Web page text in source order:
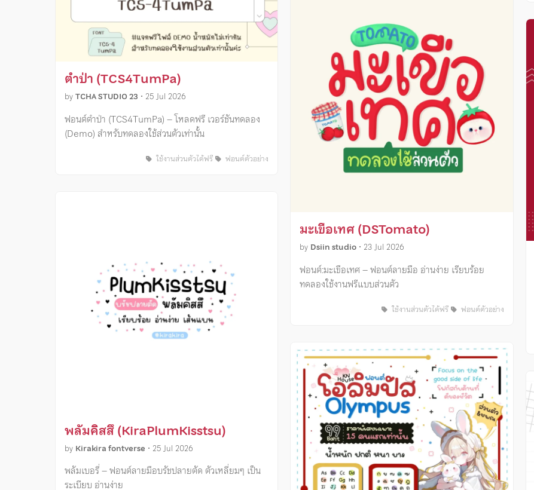
ตำป่า (TCS4TumPa)
byTCHA STUDIO 23 • 25 Jul 2026
ฟอนต์ตำป่า (TCS4TumPa) – โหลดฟรี เวอร์ชันทดลอง
(Demo) สำหรับทดลองใช้ส่วนตัวเท่านั้น
ใช้งานส่วนตัวได้ฟรี ฟอนต์ตัวอย่าง
พลัมคิสสึ (KiraPlumKisstsu)
by Kirakira fontverse • 25 Jul 2026
พลัมเบอรี่ – ฟอนต์ลายมือบรัชปลายตัด ตัวเหลี่ยมๆ เป็น
ระเบียบ อ่านง่าย
มะเขือเทศ (DSTomato)
by Dsiin studio • 23 Jul 2026
ฟอนต์:มะเขือเทศ – ฟอนต์ลายมือ อ่านง่าย เรียบร้อย
ทดลองใช้งานฟรีแบบส่วนตัว
ใช้งานส่วนตัวได้ฟรี ฟอนต์ตัวอย่าง